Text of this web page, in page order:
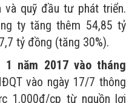
và quỹ đầu tư phát triển.
ty tăng thêm 54,85 tỷ
tỷ đồng (tăng 30%).
năm 2017 vào tháng
vào ngày 17/7 thông
1.000đ/cp từ nguồn lợi